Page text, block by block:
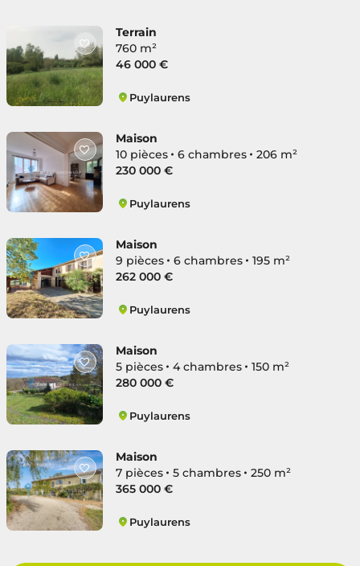
Terrain
760 m²
46 000 €
Puylaurens
Maison
10 pièces
6 chambres
206 m²
230 000 €
Puylaurens
Maison
9 pièces
6 chambres
195 m²
262 000 €
Puylaurens
Maison
5 pièces
4 chambres
150 m²
280 000 €
Puylaurens
Maison
7 pièces
5 chambres
250 m²
365 000 €
Puylaurens